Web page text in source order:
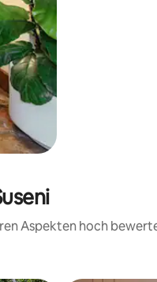
Aspekten hoch